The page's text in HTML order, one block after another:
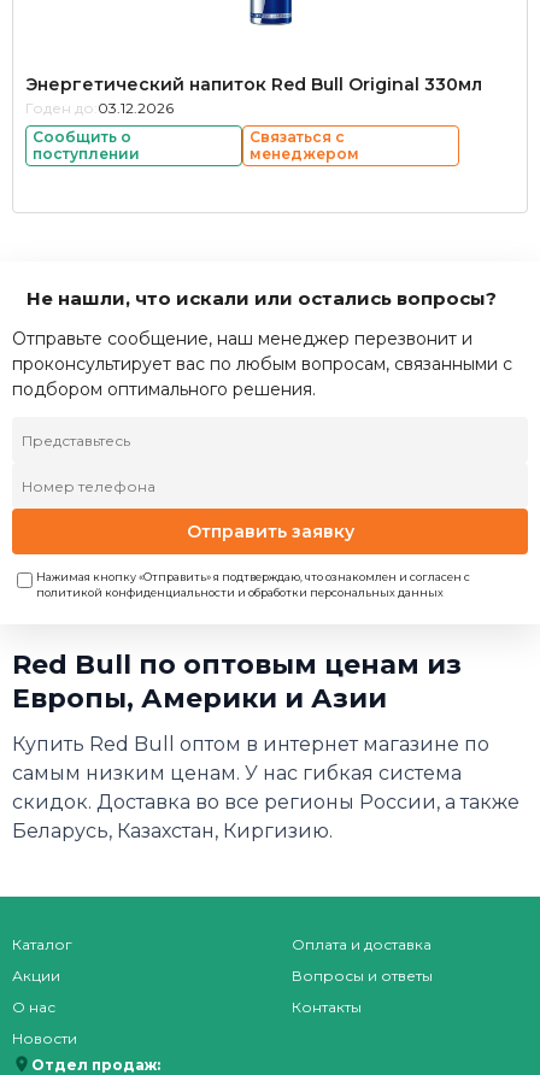
Энергетический напиток Red Bull Original 330мл
Годен до: 03.12.2026
Сообщить о
поступлении
Связаться с
менеджером
Не нашли, что искали или остались вопросы?
Отправьте сообщение, наш менеджер перезвонит и
проконсультирует вас по любым вопросам, связанными с
подбором оптимального решения.
Отправить заявку
Нажимая кнопку «Отправить» я подтверждаю, что ознакомлен и согласен с
политикой конфиденциальности и обработки персональных данных
Red Bull по оптовым ценам из
Европы, Америки и Азии
Купить Red Bull оптом в интернет магазине по
самым низким ценам. У нас гибкая система
скидок. Доставка во все регионы России, а также
Беларусь, Казахстан, Киргизию.
Каталог
Акции
О нас
Новости
Оплата и доставка
Вопросы и ответы
Контакты
Отдел продаж: